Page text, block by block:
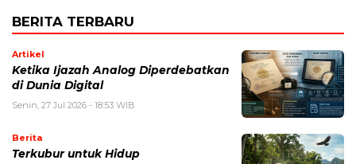
BERITA TERBARU
Artikel
Ketika Ijazah Analog Diperdebatkan
di Dunia Digital
Senin, 27 Jul 2026 - 18:53 WIB
Berita
Terkubur untuk Hidup